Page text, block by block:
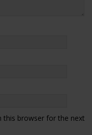
this browser for the next